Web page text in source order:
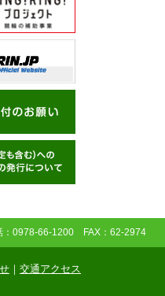
：0978-66-1200 FAX：62-2974
｜ 交通アクセス